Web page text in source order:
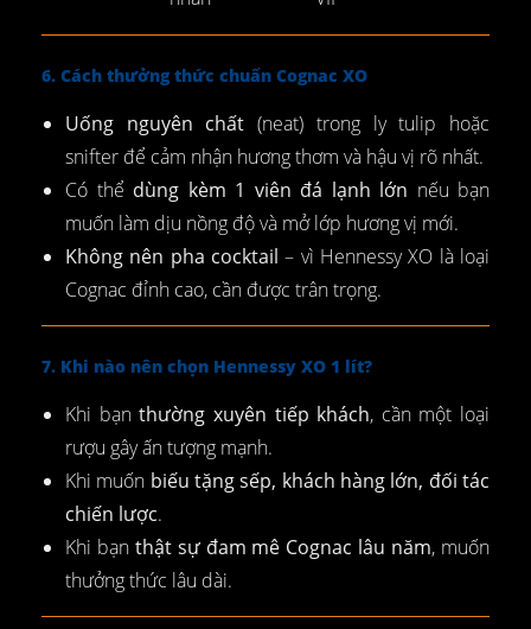
6. Cách thưởng thức chuẩn Cognac XO
Uống nguyên chất (neat) trong ly tulip hoặc
snifter để cảm nhận hương thơm và hậu vị rõ nhất.
Có thể dùng kèm 1 viên đá lạnh lớn nếu bạn
muốn làm dịu nồng độ và mở lớp hương vị mới.
Không nên pha cocktail – vì Hennessy XO là loại
Cognac đỉnh cao, cần được trân trọng.
7. Khi nào nên chọn Hennessy XO 1 lít?
Khi bạnthường xuyên tiếp khách, cần một loại
rượu gây ấn tượng mạnh.
Khi muốn biếu tặng sếp, khách hàng lớn, đối tác
chiến lược.
Khi bạn thật sự đam mê Cognac lâu năm, muốn
thưởng thức lâu dài.